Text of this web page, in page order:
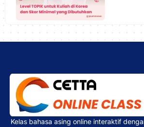
Kelas bahasa asing online interaktif